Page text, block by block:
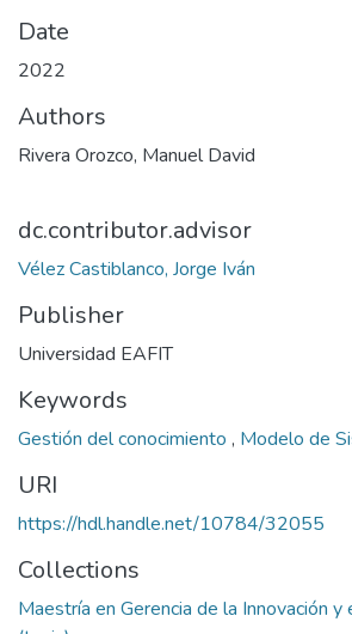
Date
2022
Authors
Rivera Orozco, Manuel David
dc.contributor.advisor
Vélez Castiblanco, Jorge Iván
Publisher
Universidad EAFIT
Keywords
Gestión del conocimiento , Modelo de
URI
https://hdl.handle.net/10784/32055
Collections
Maestría en Gerencia de la Innovación y